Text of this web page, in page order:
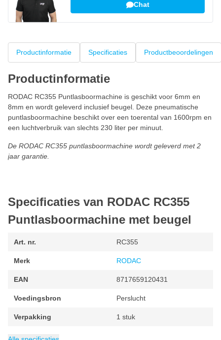
Chat
Productinformatie Specificaties Productbeoordelingen
Productinformatie
RODAC RC355 Puntlasboormachine is geschikt voor 6mm en
8mm en wordt geleverd inclusief beugel. Deze pneumatische
puntlasboormachine beschikt over een toerental van 1600rpm en
een luchtverbruik van slechts 230 liter per minuut.
De RODAC RC355 puntlasboormachine wordt geleverd met 2
jaar garantie.
Specificaties van RODAC RC355
Puntlasboormachine met beugel
Art. nr. RC355
Merk RODAC
EAN 8717659120431
Voedingsbron Perslucht
Verpakking 1 stuk
Luchtverbruik
Gewicht
Maximale snelheid
Minimum toerental
Categorie